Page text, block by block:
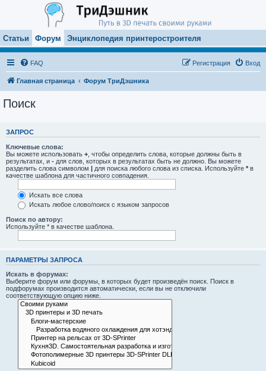
Статьи Форум Энциклопедия принтеростроителя
FAQ Вход
Регистрация
Главная страница Форум ТриДэшника
Поиск
ЗАПРОС
Ключевые слова:
Вы можете использовать + , чтобы определить слова, которые должны быть в
результатах, и - для слов, которых в результатах быть не должно. Вы можете
разделить слова символом | для поиска любого слова из списка. Используйте * в
качестве шаблона для частичного совпадения.
Искать все слова
Искать любое слово/поиск с языком запросов
Поиск по автору:
Используйте * в качестве шаблона.
ПАРАМЕТРЫ ЗАПРОСА
Искать в форумах:
Выберите форум или форумы, в которых будет произведён поиск. Поиск в
подфорумах производится автоматически, если вы не отключили
соответствующую опцию ниже.